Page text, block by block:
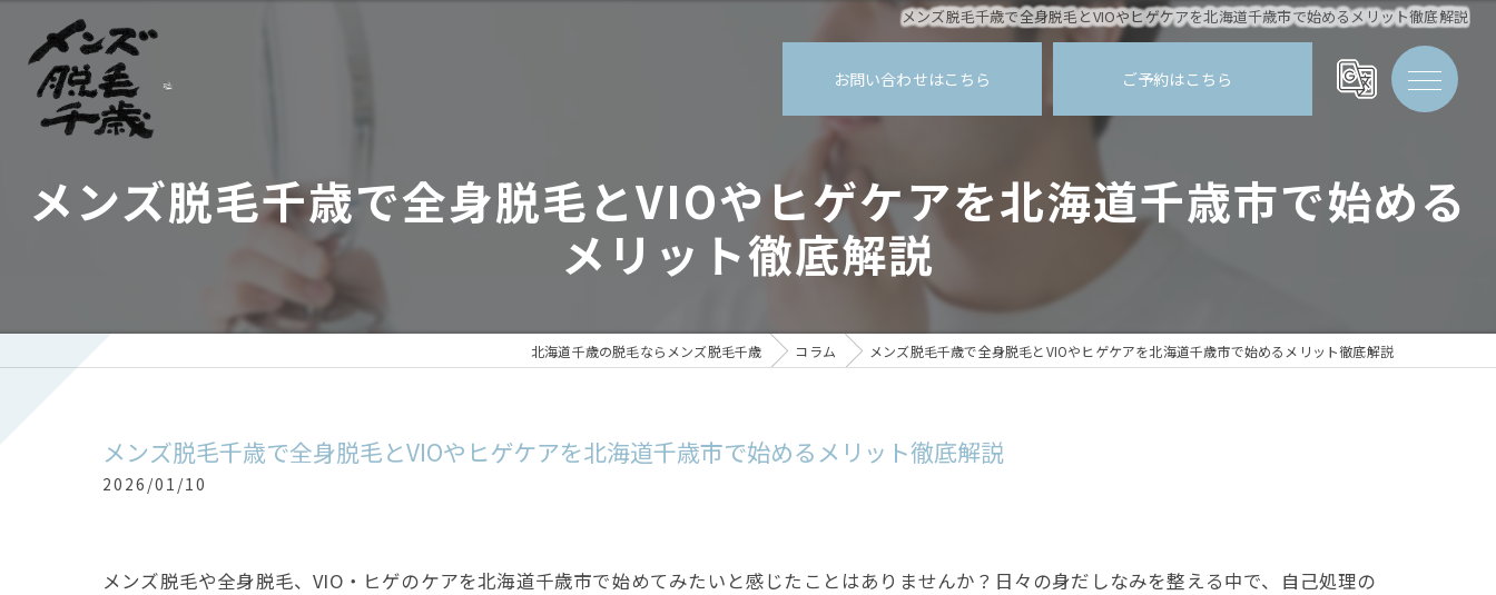
メンズ脱毛千歳で全身脱毛とVIOやヒゲケアを北海道千歳市で始めるメリット徹底解説
お問い合わせはこちら ご予約はこちら
メンズ脱毛千歳で全身脱毛とVIOやヒゲケアを北海道千歳市で始める
メリット徹底解説
北海道千歳の脱毛ならメンズ脱毛千歳 コラム メンズ脱毛千歳で全身脱毛とVIOやヒゲケアを北海道千歳市で始めるメリット徹底解説
メンズ脱毛千歳で全身脱毛とVIOやヒゲケアを北海道千歳市で始めるメリット徹底解説
2026/01/10
メンズ脱毛や全身脱毛、VIO・ヒゲのケアを北海道千歳市で始めてみたいと感じたことはありませんか？日々の身だしなみを整える中で、自己処理の